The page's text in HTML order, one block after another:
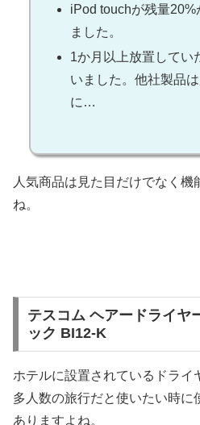
iPod touchが残量
ました。
1か月以上放置してい
いました。他社製品
に…
人気商品は見た目だけでなく機
ね。
テスコム ヘアードライヤ
ック BI12-K
ホテルに設置されているドライ
多人数の旅行だと使いたい時に
ありますよね。